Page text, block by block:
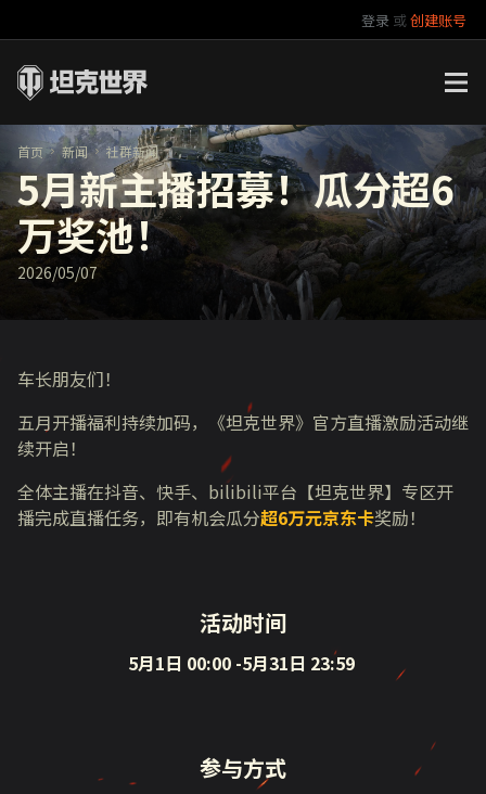
登录 或创建账号
你好，吾久
万圣节
《以战止战》
官方自媒体
首页 新闻 社群新闻
5月新主播招募！瓜分超6
万奖池！
2026/05/07
车长朋友们！
五月开播福利持续加码，《坦克世界》官方直播激励活动继
续开启！
全体主播在抖音、快手、bilibili平台【坦克世界】专区开
播完成直播任务，即有机会瓜分超6万元京东卡奖励！
活动时间
5月1日 00:00 -5月31日 23:59
参与方式